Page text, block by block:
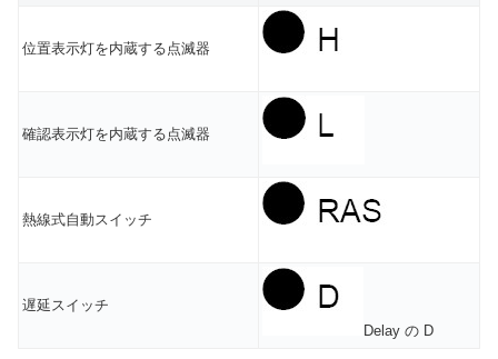
位置表示灯を内蔵する点滅器
確認表示灯を内蔵する点滅器
熱線式自動スイッチ
遅延スイッチ
Delay の D